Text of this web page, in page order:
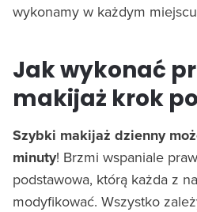
wykonamy w każdym
Jak wykonać
makijaż krok
Szybki makijaż dzienny
minuty! Brzmi wspaniale
podstawowa, którą każda z
modyfikować. Wszystko